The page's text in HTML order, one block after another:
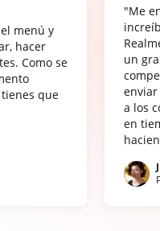
menú y
hacer
Como se
que
"Me
un
a los
en